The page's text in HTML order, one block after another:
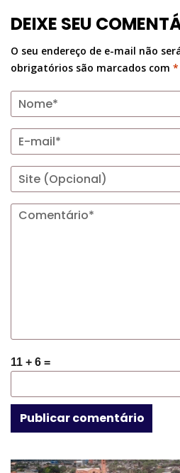
DEIXE SEU
O seu endereço de e-mail não
obrigatórios são marcados com *
11 + 6 =